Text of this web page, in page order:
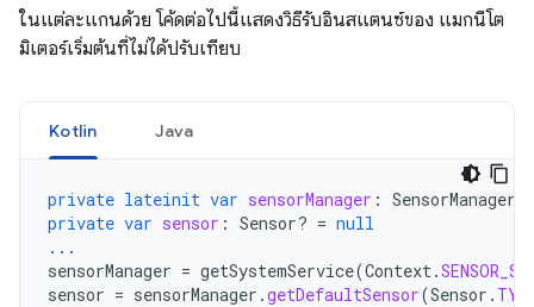
ในแต่ละแกนด้วย โค้ดต่อไปนี้แสดงวิธีรับอินสแตนซ์ของ แมกนีโต
มิเตอร์เริ่มต้นที่ไม่ได้ปรับเทียบ
Kotlin Java
private lateinit var sensorManager : SensorManager
private var sensor : Sensor? = null
...
sensorManager = getSystemService(Context.
sensor = sensorManager .getDefaultSensor(Sensor .